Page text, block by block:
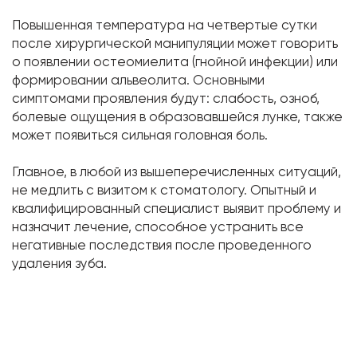
Повышенная температура на четвертые сутки
после хирургической манипуляции может говорить
о появлении остеомиелита (гнойной инфекции) или
формировании альвеолита. Основными
симптомами проявления будут: слабость, озноб,
болевые ощущения в образовавшейся лунке, также
может появиться сильная головная боль.
Главное, в любой из вышеперечисленных ситуаций,
не медлить с визитом к стоматологу. Опытный и
квалифицированный специалист выявит проблему и
назначит лечение, способное устранить все
негативные последствия после проведенного
удаления зуба.